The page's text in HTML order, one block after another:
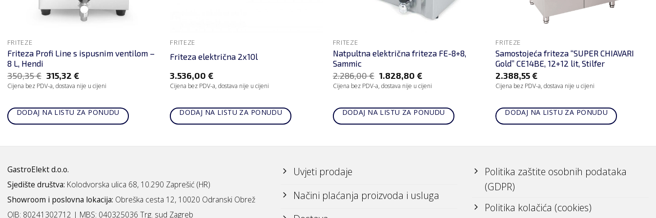
FRITEZE
Friteza Profi Line s ispusnim ventilom –
8 L, Hendi
350,35€ 315,32€
Cijena bez PDV-a, dostava nije u cijeni
DODAJ NA LISTU ZA PONUDU
FRITEZE
Friteza električna 2x10l
3.536,00€
Cijena bez PDV-a, dostava nije u cijeni
DODAJ NA LISTU ZA PONUDU
FRITEZE
Natpultna električna friteza FE-8+8,
Sammic
2.286,00€ 1.828,80€
Cijena bez PDV-a, dostava nije u cijeni
DODAJ NA LISTU ZA PONUDU
FRITEZE
Samostojeća friteza “SUPER CHIAVARI
Gold” CE14BE, 12+12 lit, Stilfer
2.388,55€
Cijena bez PDV-a, dostava nije u cijeni
DODAJ NA LISTU ZA PONUDU
GastroElekt d.o.o.
Sjedište društva: Kolodvorska ulica 68, 10.290 Zaprešić (HR)
Showroom i poslovna lokacija: Obreška cesta 12, 10020 Odranski Obrež
OIB: 80241302712 | MBS: 040325036 Trg. sud Zagreb
Uvjeti prodaje
Načini plaćanja proizvoda i usluga
Politika zaštite osobnih podataka
(GDPR)
Politika kolačića (cookies)